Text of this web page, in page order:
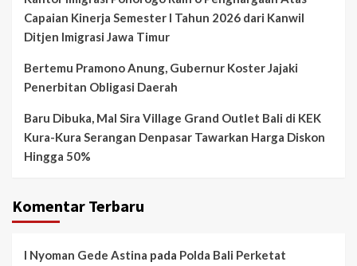
Capaian Kinerja Semester I Tahun 2026 dari Kanwil
Ditjen Imigrasi Jawa Timur
Bertemu Pramono Anung, Gubernur Koster Jajaki
Penerbitan Obligasi Daerah
Baru Dibuka, Mal Sira Village Grand Outlet Bali di KEK
Kura-Kura Serangan Denpasar Tawarkan Harga Diskon
Hingga 50%
Komentar Terbaru
I Nyoman Gede Astina pada Polda Bali Perketat